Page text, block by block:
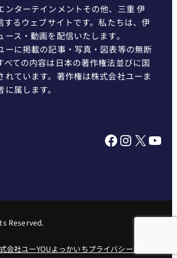
ンターテインメントその他、三重 伊
るウェブサイトです。私たちは、伊
ス・動画を配信いたします。
に掲載の記事・写真・図表等の無断
べての内容は日本の著作権法並びに国
れています。著作権は株式会社ユーま
属します。
Facebook InstagramX YouTube
Reserved.
会社ユーYOUよっかいちプライバシーポリシー